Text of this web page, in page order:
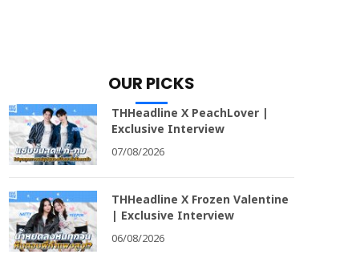
OUR PICKS
THHeadline X PeachLover |
Exclusive Interview
07/08/2026
THHeadline X Frozen Valentine
| Exclusive Interview
06/08/2026